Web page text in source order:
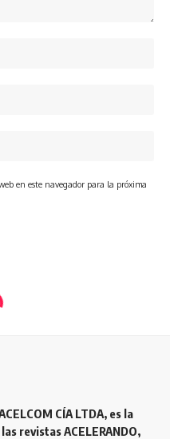
en este navegador para la próxima
CÍA LTDA, es la
revistas ACELERANDO,